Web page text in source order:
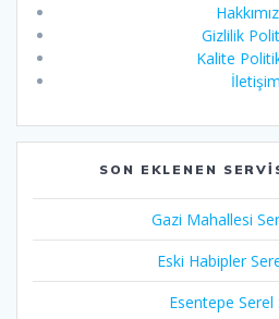
Gizlilik
Kalite
İletişim
SON EKLENEN
Gazi Mahallesi
Eski Habipler
Esentepe Serel